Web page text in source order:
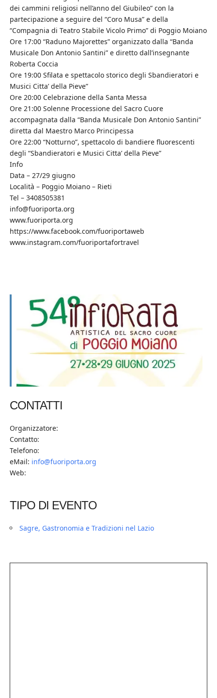
dei cammini religiosi nell’anno del Giubileo” con la
partecipazione a seguire del “Coro Musa” e della
“Compagnia di Teatro Stabile Vicolo Primo” di Poggio Moiano
Ore 17:00 “Raduno Majorettes” organizzato dalla “Banda
Musicale Don Antonio Santini” e diretto dall’insegnante
Roberta Coccia
Ore 19:00 Sfilata e spettacolo storico degli Sbandieratori e
Musici Citta’ della Pieve”
Ore 20:00 Celebrazione della Santa Messa
Ore 21:00 Solenne Processione del Sacro Cuore
accompagnata dalla “Banda Musicale Don Antonio Santini”
diretta dal Maestro Marco Principessa
Ore 22:00 “Notturno”, spettacolo di bandiere fluorescenti
degli “Sbandieratori e Musici Citta’ della Pieve”
Info
Data – 27/29 giugno
Località – Poggio Moiano – Rieti
Tel – 3408505381
info@fuoriporta.org
www.fuoriporta.org
https://www.facebook.com/fuoriportaweb
www.instagram.com/fuoriportafortravel
CONTATTI
Organizzatore:
Contatto:
Telefono:
eMail: info@fuoriporta.org
Web:
TIPO DI EVENTO
Sagre, Gastronomia e Tradizioni nel Lazio